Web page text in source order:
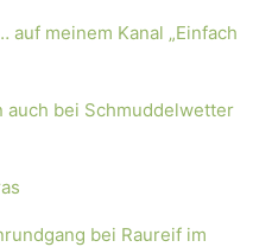
meinem Kanal „Einfach
auch bei Schmuddelwetter
bei Raureif im